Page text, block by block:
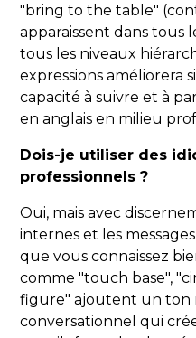
"bring to the table"
apparaissent dans tous
tous les niveaux
expressions améliorera
capacité à suivre et à
en anglais en milieu
Dois-je utiliser des
professionnels ?
Oui, mais avec
internes et les
que vous connaissez
comme "touch base",
figure" ajoutent un ton
conversationnel qui